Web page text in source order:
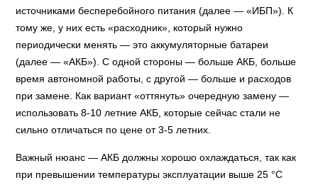
источниками бесперебойного питания (далее — «ИБП»). К
тому же, у них есть «расходник», который нужно
периодически менять — это аккумуляторные батареи
(далее — «АКБ»). С одной стороны — больше АКБ, больше
время автономной работы, с другой — больше и расходов
при замене. Как вариант «оттянуть» очередную замену —
использовать 8-10 летние АКБ, которые сейчас стали не
сильно отличаться по цене от 3-5 летних.
Важный нюанс — АКБ должны хорошо охлаждаться, так как
при превышении температуры эксплуатации выше 25 °С